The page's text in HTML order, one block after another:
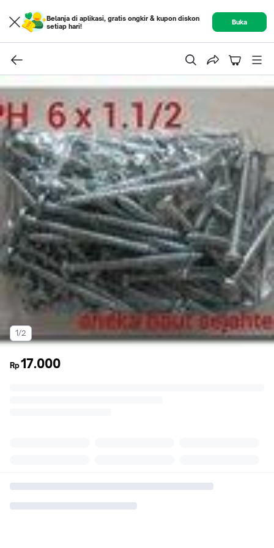
Belanja di aplikasi, gratis ongkir & kupon diskon
setiap hari!
Buka
1/2
Rp17.000